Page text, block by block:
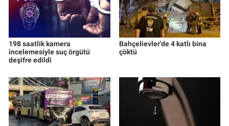
198 saatlik kamera
incelemesiyle suç örgütü
deşifre edildi
Bahçelievler'de 4 katlı bina
çöktü